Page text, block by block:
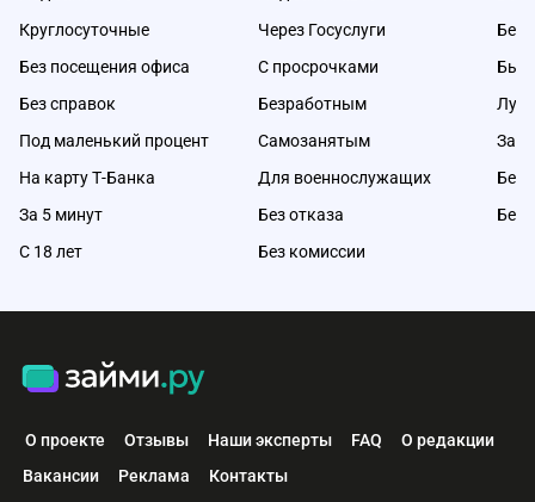
Круглосуточные
Без посещения офиса
Без справок
Под маленький процент
На карту Т-Банка
За 5 минут
С 18 лет
Через Госуслуги
С просрочками
Безработным
Самозанятым
Для военнослужащих
Без отказа
Без комиссии
Без
Без
Без
О проекте Отзывы Наши эксперты FAQ
О редакции
Вакансии
Реклама Контакты